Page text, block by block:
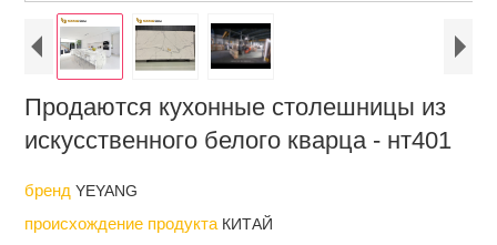
Продаются кухонные столешницы из
искусственного белого кварца - нт401
брендYEYANG
происхождение продукта КИТАЙ